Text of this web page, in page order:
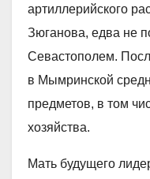
артиллерийского
Зюганова, едва не
Севастополем.
в Мымринской
предметов, в том
хозяйства.
Мать будущего